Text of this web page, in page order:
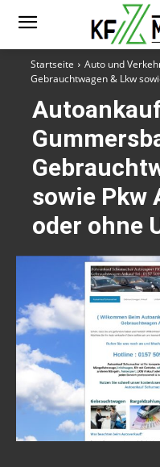
Startseite Auto und
Gebrauchtwagen & Lkw
sowie Pkw
oder ohne